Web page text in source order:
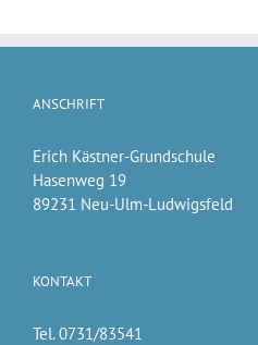
ANSCHRIFT
Erich Kästner-Grundschule
Hasenweg 19
89231 Neu-Ulm-Ludwigsfeld
KONTAKT
Tel. 0731/83541